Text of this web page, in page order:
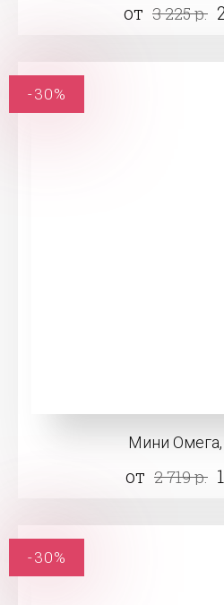
от 3 225 р.
Мини
от 2 719 р.
-30%
-30%